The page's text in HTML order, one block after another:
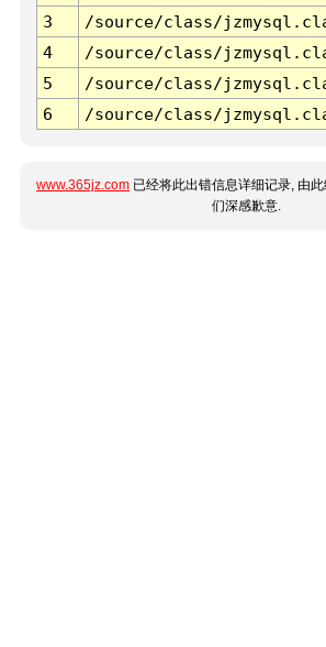
3 /source/class/
4
/source/class/
5
/source/class/
6
/source/class/
www.365jz.com 已经将此出错信息详细记录, 由
们深感歉意.